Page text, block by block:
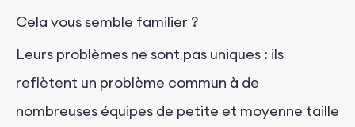
Cela vous semble familier ?
Leurs problèmes ne sont pas uniques : ils
reflètent un problème commun à de
nombreuses équipes de petite et moyenne taille